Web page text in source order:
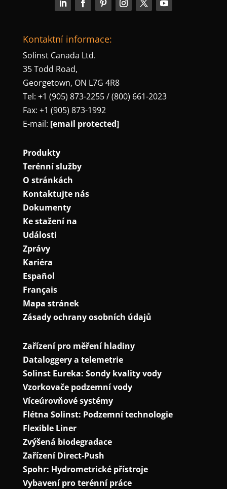
Kontaktní informace:
Solinst Canada Ltd.
35 Todd Road,
Georgetown, ON L7G 4R8
Tel: +1 (905) 873-2255 / (800) 661-2023
Fax: +1 (905) 873-1992
E-mail: [email protected]
Produkty
Terénní služby
O stránkách
Kontaktujte nás
Dokumenty
Ke stažení na
Události
Zprávy
Kariéra
Español
Français
Mapa stránek
Zásady ochrany osobních údajů
Zařízení pro měření hladiny
Dataloggery a telemetrie
Solinst Eureka: Sondy kvality vody
Vzorkovače podzemní vody
Víceúrovňové systémy
Flétna Solinst: Podzemní technologie
Flexible Liner
Zvýšená biodegradace
Zařízení Direct-Push
Spohr: Hydrometrické přístroje
Vybavení pro terénní práce